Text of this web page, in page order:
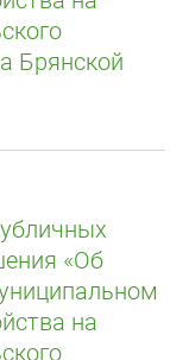
Брянской
«Об
на